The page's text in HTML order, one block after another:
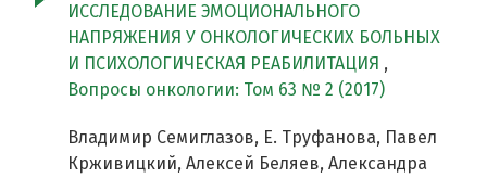
ИССЛЕДОВАНИЕ ЭМОЦИОНАЛЬНОГО
НАПРЯЖЕНИЯ У ОНКОЛОГИЧЕСКИХ БОЛЬНЫХ
И ПСИХОЛОГИЧЕСКАЯ РЕАБИЛИТАЦИЯ ,
Вопросы онкологии: Том 63 № 2 (2017)
Владимир Семиглазов, Е. Труфанова, Павел
Крживицкий, Алексей Беляев, Александра